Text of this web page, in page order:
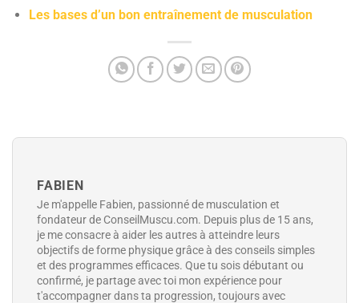
Les bases d’un bon entraînement de musculation
FABIEN
Je m'appelle Fabien, passionné de musculation et
fondateur de ConseilMuscu.com. Depuis plus de 15 ans,
je me consacre à aider les autres à atteindre leurs
objectifs de forme physique grâce à des conseils simples
et des programmes efficaces. Que tu sois débutant ou
confirmé, je partage avec toi mon expérience pour
t'accompagner dans ta progression, toujours avec